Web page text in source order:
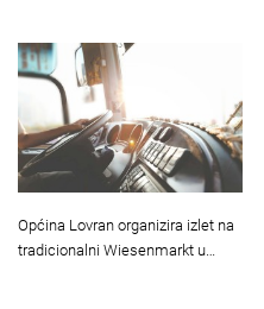
Općina Lovran organizira izlet na
tradicionalni Wiesenmarkt u…